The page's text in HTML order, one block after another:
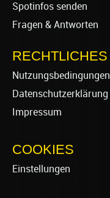
Spotinfos senden
Fragen & Antworten
RECHTLICHES
Nutzungsbedingungen
Datenschutzerklärung
Impressum
COOKIES
Einstellungen